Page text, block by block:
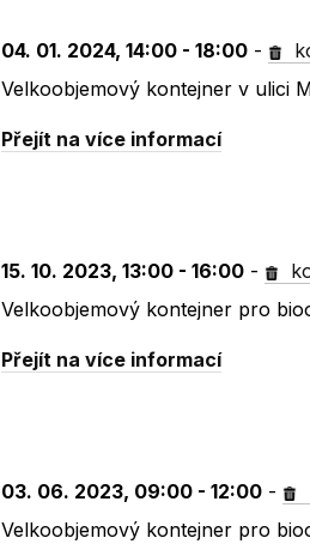
04. 01. 2024, 14:00 - 18:00 -
Velkoobjemový kontejner v ulici
Přejít na více informací
15. 10. 2023, 13:00 - 16:00 -
Velkoobjemový kontejner pro
Přejít na více informací
03. 06. 2023, 09:00 - 12:00 -
Velkoobjemový kontejner pro